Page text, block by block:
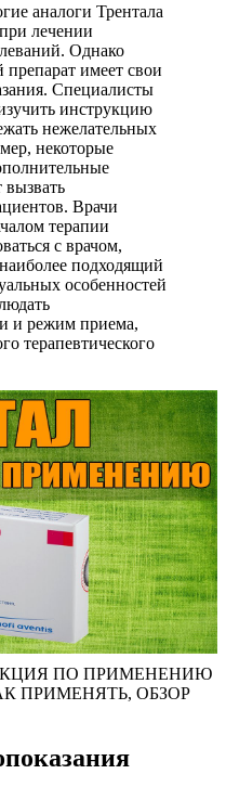
аналоги Трентала
лечении
Однако
имеет свои
Специалисты
инструкцию
нежелательных
некоторые
Врачи
терапии
с врачом,
подходящий
особенностей
и режим приема,
терапевтического
ПО ПРИМЕНЕНИЮ
ПРИМЕНЯТЬ, ОБЗОР